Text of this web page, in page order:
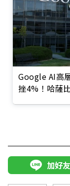
Google AI高
挫4%！哈薩
加好友